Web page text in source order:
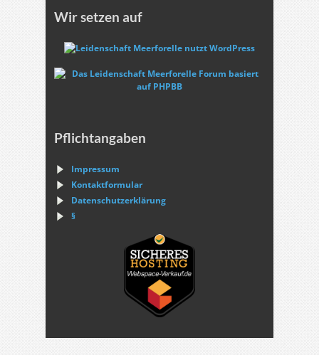
Wir setzen auf
Pflichtangaben
Impressum
Kontaktformular
Datenschutzerklärung
§